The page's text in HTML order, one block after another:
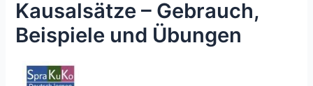
Kausalsätze – Gebrauch,
Beispiele und Übungen